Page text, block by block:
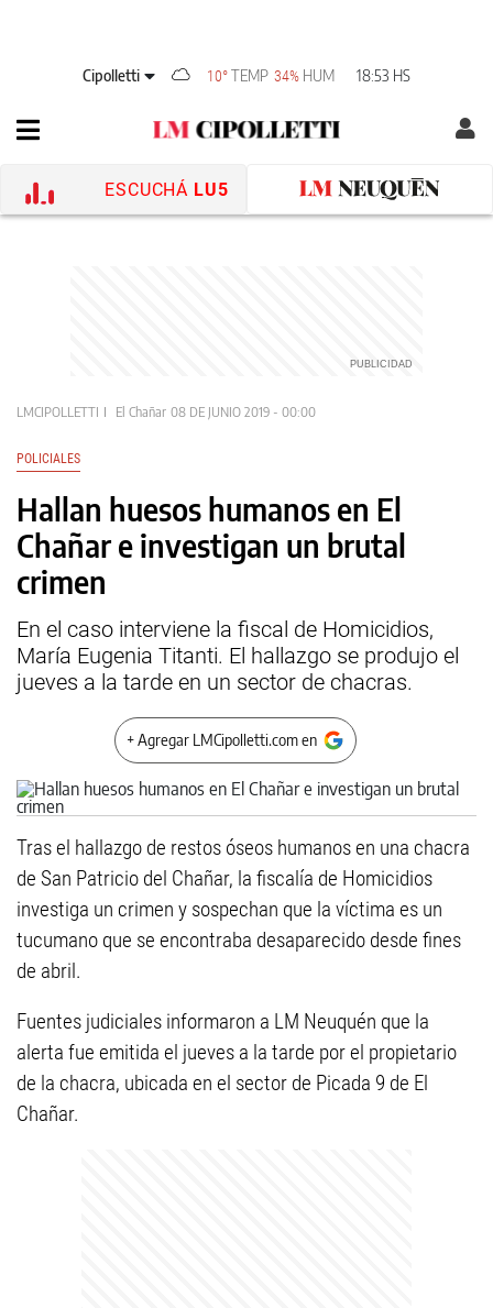
Cipolletti 10° TEMP 34% HUM 18:53 HS
ESCUCHÁ LU5
LMCIPOLLETTI El Chañar 08 DE JUNIO 2019 - 00:00
POLICIALES
Hallan huesos humanos en El
Chañar e investigan un brutal
crimen
En el caso interviene la fiscal de Homicidios,
María Eugenia Titanti. El hallazgo se produjo el
jueves a la tarde en un sector de chacras.
+ Agregar LMCipolletti.com en
Tras el hallazgo de restos óseos humanos en una chacra
de San Patricio del Chañar, la fiscalía de Homicidios
investiga un crimen y sospechan que la víctima es un
tucumano que se encontraba desaparecido desde fines
de abril.
Fuentes judiciales informaron a LM Neuquén que la
alerta fue emitida el jueves a la tarde por el propietario
de la chacra, ubicada en el sector de Picada 9 de El
Chañar.